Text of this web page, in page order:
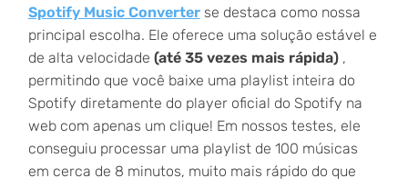
Spotify Music Converterse destaca como nossa
principal escolha. Ele oferece uma solução estável e
de alta velocidade (até 35 vezes mais rápida),
permitindo que você baixe uma playlist inteira do
Spotify diretamente do player oficial do Spotify na
web com apenas um clique! Em nossos testes, ele
conseguiu processar uma playlist de 100 músicas
em cerca de 8 minutos, muito mais rápido do que